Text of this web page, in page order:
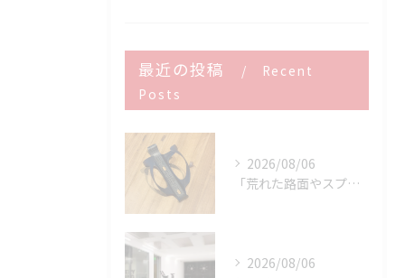
最近の投稿
Recent
Posts
2026/08/06
「荒れた路面やスプリントでボトルが飛んでヒヤッとしたこと、あ...
2026/08/06